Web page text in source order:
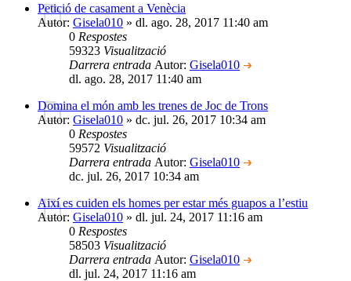
Petició de casament a Venècia
Autor: Gisela010 » dl. ago. 28, 2017 11:40 am
0 Respostes
59323 Visualització
Darrera entrada Autor: Gisela010
dl. ago. 28, 2017 11:40 am
Domina el món amb les trenes de Joc de Trons
Autor: Gisela010 » dc. jul. 26, 2017 10:34 am
0 Respostes
59572 Visualització
Darrera entrada Autor: Gisela010
dc. jul. 26, 2017 10:34 am
Així es cuiden els homes per estar més guapos a l’estiu
Autor: Gisela010 » dl. jul. 24, 2017 11:16 am
0 Respostes
58503 Visualització
Darrera entrada Autor: Gisela010
dl. jul. 24, 2017 11:16 am